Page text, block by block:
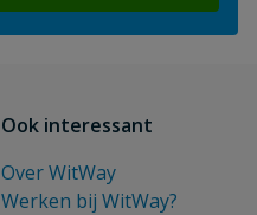
Ook interessant
Over WitWay
Werken bij WitWay?